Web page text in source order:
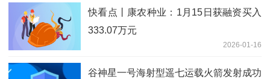
快看点丨康农种业：1月15日获融资买入
333.07万元
2026-01-16
谷神星一号海射型遥七运载火箭发射成功